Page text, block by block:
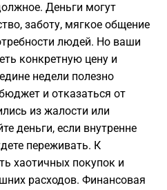
Деньги могут
заботу, мягкое общение
людей. Но ваши
конкретную цену и
недели полезно
и отказаться от
из жалости или
деньги, если внутренне
переживать. К
хаотичных покупок и
расходов. Финансовая